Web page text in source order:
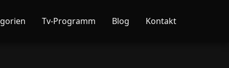
Tv-Programm Blog Kontakt